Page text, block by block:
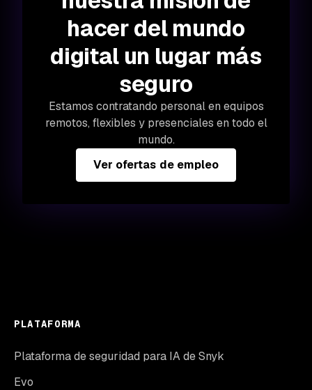
hacer del mundo
digital un lugar más
seguro
Estamos contratando personal en equipos
remotos, flexibles y presenciales en todo el
mundo.
Ver ofertas de empleo
PLATAFORMA
Plataforma de seguridad para IA de Snyk
Evo